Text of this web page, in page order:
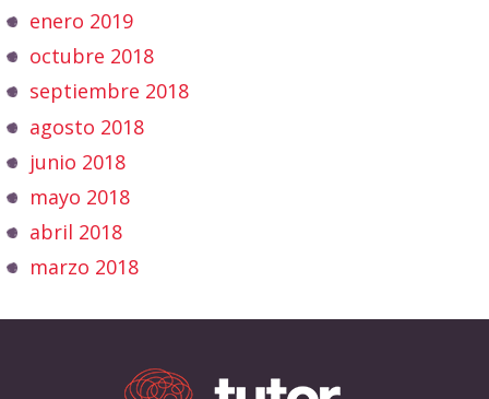
enero 2019
octubre 2018
septiembre 2018
agosto 2018
junio 2018
mayo 2018
abril 2018
marzo 2018